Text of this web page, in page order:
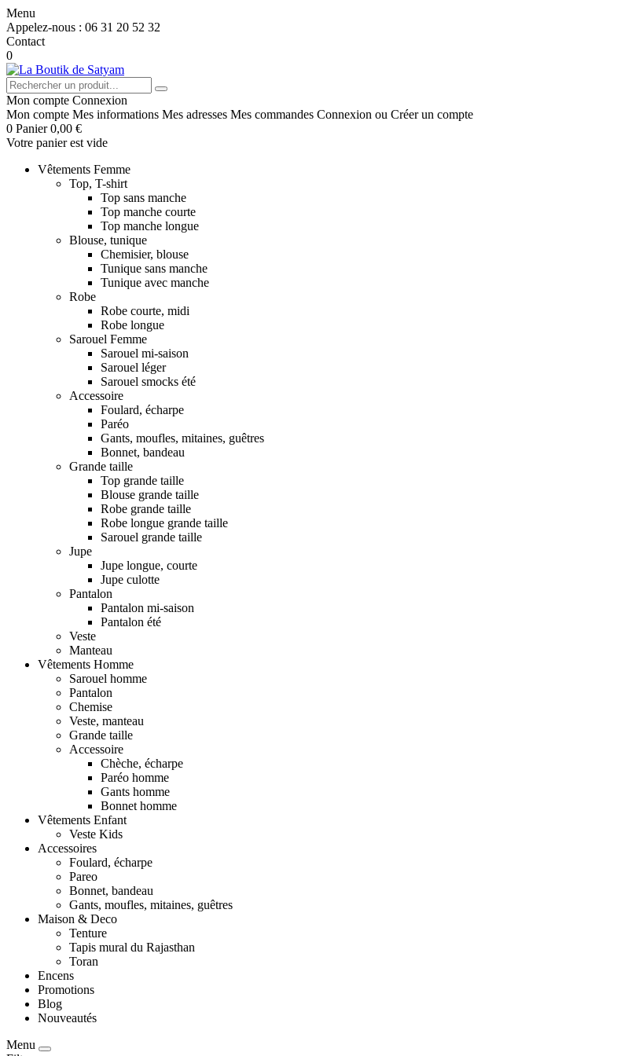
Menu
Appelez-nous : 06 31 20 52 32
Contact
0
Mon compte Connexion
Mon compte Mes informations Mes adresses Mes commandes Connexion ou Créer un compte
0 Panier 0,00 €
Votre panier est vide
Vêtements Femme
Top, T-shirt
Top sans manche
Top manche courte
Top manche longue
Blouse, tunique
Chemisier, blouse
Tunique sans manche
Tunique avec manche
Robe
Robe courte, midi
Robe longue
Sarouel Femme
Sarouel mi-saison
Sarouel léger
Sarouel smocks été
Accessoire
Foulard, écharpe
Paréo
Gants, moufles, mitaines, guêtres
Bonnet, bandeau
Grande taille
Top grande taille
Blouse grande taille
Robe grande taille
Robe longue grande taille
Sarouel grande taille
Jupe
Jupe longue, courte
Jupe culotte
Pantalon
Pantalon mi-saison
Pantalon été
Veste
Manteau
Vêtements Homme
Sarouel homme
Pantalon
Chemise
Veste, manteau
Grande taille
Accessoire
Chèche, écharpe
Paréo homme
Gants homme
Bonnet homme
Vêtements Enfant
Veste Kids
Accessoires
Foulard, écharpe
Pareo
Bonnet, bandeau
Gants, moufles, mitaines, guêtres
Maison & Deco
Tenture
Tapis mural du Rajasthan
Toran
Encens
Promotions
Blog
Nouveautés
Menu